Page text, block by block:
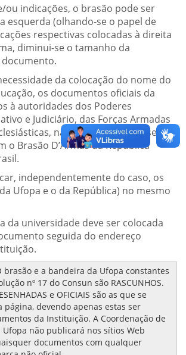
ou indicações, o brasão pode ser
esquerda (olhando-se o papel de
respectivas colocadas à direita
diminui-se o tamanho da
da colocação do nome do
os documentos oficiais da
à autoridades dos Poderes
e Judiciário, das Forças Armadas
na instância federal, serão
o Brasão D’Armas da República
independentemente do caso, os
Ufopa e o da República) no mesmo
da universidade deve ser colocada
seguida do endereço
brasão e a bandeira da Ufopa constantes
nº 17 do Consun são RASCUNHOS.
e OFICIAIS são as que se
página, devendo apenas estas ser
da Instituição. A Coordenação de
Ufopa não publicará nos sítios Web
documentos com qualquer